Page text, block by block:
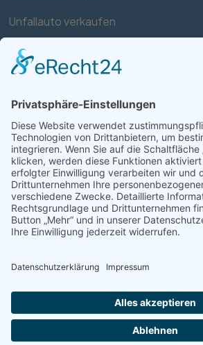
Unfallauto verkaufen
Auto mit Motorschaden verkaufen
Support
Kontakt FAQ
Connect social
Datenschutz Impressum AGB
AGB Verbraucher
Über uns